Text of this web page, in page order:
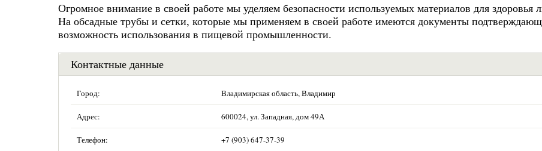
Огромное внимание в своей работе мы уделяем безопасности используемых материалов для здоровья
На обсадные трубы и сетки, которые мы применяем в своей работе имеются документы
возможность использования в пищевой промышленности.
Контактные данные
Город: Владимирская область, Владимир
Адрес: 600024, ул. Западная, дом 49А
Телефон: +7 (903) 647-37-39